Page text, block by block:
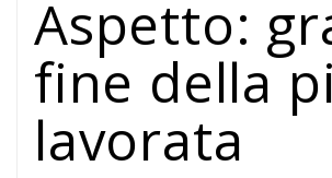
Aspetto:
fine della
lavorata